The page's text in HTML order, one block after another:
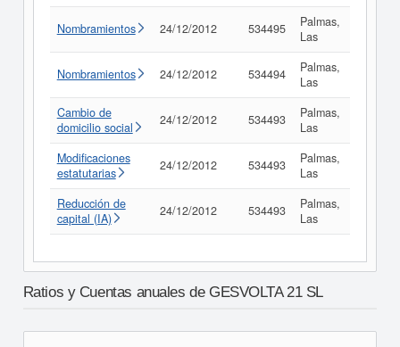
Nombramientos 24/12/2012 534495
Palmas,
Las
Nombramientos 24/12/2012 534494
Palmas,
Las
Cambio de
domicilio social
24/12/2012 534493
Palmas,
Las
Modificaciones
estatutarias
24/12/2012 534493
Palmas,
Las
Reducción de
capital (IA)
24/12/2012 534493
Palmas,
Las
Ratios y Cuentas anuales de GESVOLTA 21 SL